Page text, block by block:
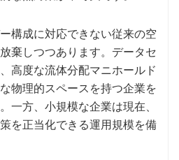
構成に対応できない従来の空
棄しつつあります。データセ
高度な流体分配マニホールド
物理的スペースを持つ企業を
一方、小規模な企業は現在、
を正当化できる運用規模を備